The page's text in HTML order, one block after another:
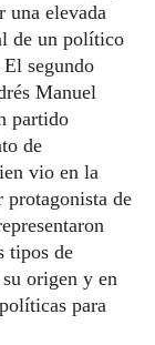
una elevada
de un político
segundo
Manuel
partido
de
vio en la
protagonista de
tipos de
origen y en
para